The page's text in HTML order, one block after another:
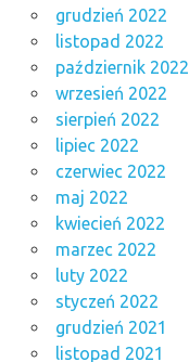
grudzień 2022
listopad 2022
październik 2022
wrzesień 2022
sierpień 2022
lipiec 2022
czerwiec 2022
maj 2022
kwiecień 2022
marzec 2022
luty 2022
styczeń 2022
grudzień 2021
listopad 2021